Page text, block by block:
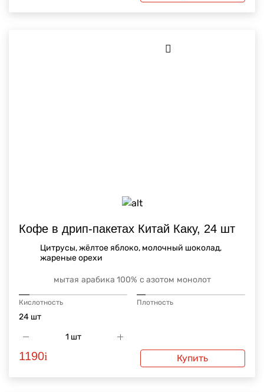
Кофе в дрип-пакетах Китай Каку, 24 шт
Цитрусы, жёлтое яблоко, молочный шоколад,
жареные орехи
мытая арабика 100% с азотом монолот
Кислотность Плотность
24 шт
1190i Купить